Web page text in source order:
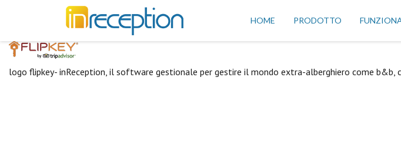
HOME PRODOTTO
logo flipkey- inReception, il software gestionale per gestire il mondo extra-alberghiero come b&b,